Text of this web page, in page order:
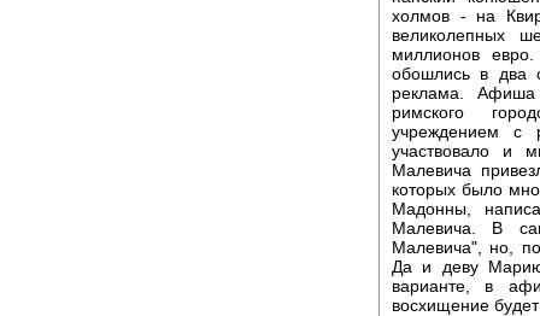
холмов - на
великолепных
миллионов
обошлись в два
реклама.
римского
учреждением с
участвовало и
Малевича
которых было
Мадонны,
Малевича. В
Малевича", но,
Да и деву Марию
варианте, в
восхищение